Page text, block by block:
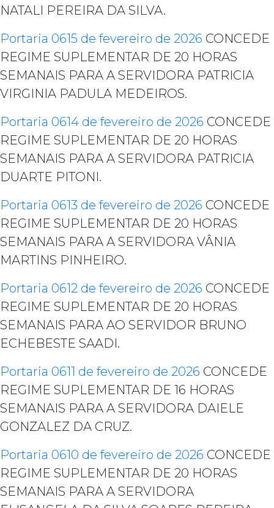
NATALI PEREIRA DA SILVA.
Portaria 0615 de fevereiro de 2026 CONCEDE
REGIME SUPLEMENTAR DE 20 HORAS
SEMANAIS PARA A SERVIDORA PATRICIA
VIRGINIA PADULA MEDEIROS.
Portaria 0614 de fevereiro de 2026 CONCEDE
REGIME SUPLEMENTAR DE 20 HORAS
SEMANAIS PARA A SERVIDORA PATRICIA
DUARTE PITONI.
Portaria 0613 de fevereiro de 2026 CONCEDE
REGIME SUPLEMENTAR DE 20 HORAS
SEMANAIS PARA A SERVIDORA VÂNIA
MARTINS PINHEIRO.
Portaria 0612 de fevereiro de 2026 CONCEDE
REGIME SUPLEMENTAR DE 20 HORAS
SEMANAIS PARA AO SERVIDOR BRUNO
ECHEBESTE SAADI.
Portaria 0611 de fevereiro de 2026 CONCEDE
REGIME SUPLEMENTAR DE 16 HORAS
SEMANAIS PARA A SERVIDORA DAIELE
GONZALEZ DA CRUZ.
Portaria 0610 de fevereiro de 2026 CONCEDE
REGIME SUPLEMENTAR DE 20 HORAS
SEMANAIS PARA A SERVIDORA